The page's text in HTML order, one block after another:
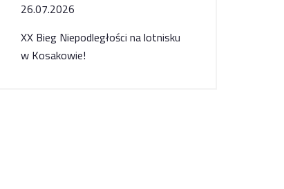
26.07.2026
XX Bieg Niepodległości na lotnisku
w Kosakowie!